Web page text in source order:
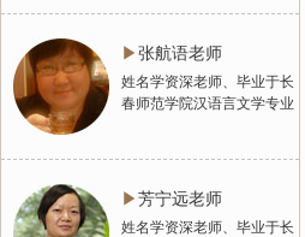
▶张航语老师
姓名学资深老师、毕业于长
春师范学院汉语言文学专业
▶芳宁远老师
姓名学资深老师、毕业于长